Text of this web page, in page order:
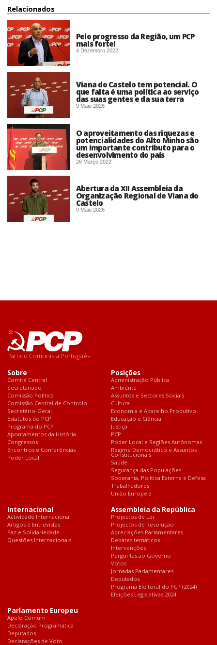
Relacionados
Pelo progresso da Região, um PCP
mais forte!
4 Dezembro 2022
Viana do Castelo tem potencial. O
que falta é uma política ao serviço
das suas gentes e da sua terra
9 Maio 2026
O aproveitamento das riquezas e
potencialidades do Alto Minho são
um importante contributo para o
desenvolvimento do país
26 Março 2022
Abertura da XII Assembleia da
Organização Regional de Viana do
Castelo
9 Maio 2026
Partido Comunista Português
Sobre
Comité Central
Secretariado
Comissão Política
Comissão Central de Controlo
Secretário-Geral
Estatutos do PCP
Programa do PCP
Apontamentos da História
Congressos
Encontros e Conferências
Poder Local
Posições
Administração Pública
Ambiente
Assuntos e Sectores Sociais
Cultura
Economia e Aparelho Produtivo
Educação e Ciência
Justiça
PCP
Poder Local e Regiões Autónomas
Regime Democrático e Assuntos
Constitucionais
Saúde
Segurança das Populações
Soberania, Política Externa e Defesa
Trabalhadores
União Europeia
Internacional
Actividade Internacional
Artigos e Entrevistas
Paz e Solidariedade
Questões Internacionais
Assembleia da República
Projectos de Lei
Projectos de Resolução
Apreciações Parlamentares
Debates temáticos
Intervenções
Perguntas ao Governo
Votos
Jornadas Parlamentares
Deputados
Programa Eleitoral do PCP (2024)
Eleições Legislativas 2024
Parlamento Europeu
Apelo Comum
Declaração Programática
Deputados
Declarações de Voto